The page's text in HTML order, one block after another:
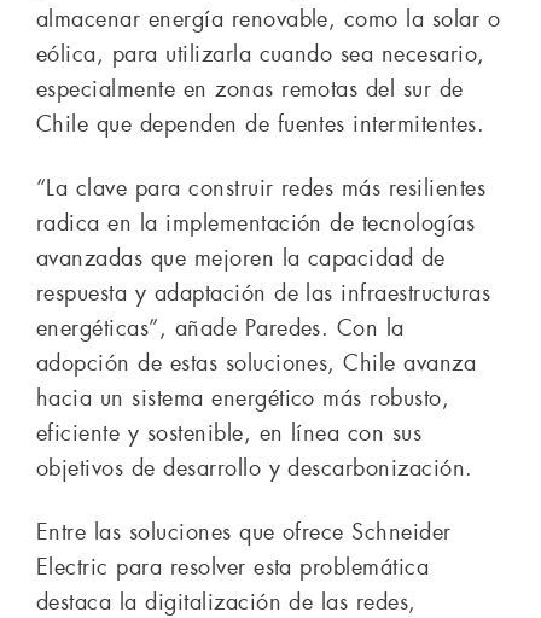
almacenar energía renovable, como la solar o
eólica, para utilizarla cuando sea necesario,
especialmente en zonas remotas del sur de
Chile que dependen de fuentes intermitentes.
“La clave para construir redes más resilientes
radica en la implementación de tecnologías
avanzadas que mejoren la capacidad de
respuesta y adaptación de las infraestructuras
energéticas”, añade Paredes. Con la
adopción de estas soluciones, Chile avanza
hacia un sistema energético más robusto,
eficiente y sostenible, en línea con sus
objetivos de desarrollo y descarbonización.
Entre las soluciones que ofrece Schneider
Electric para resolver esta problemática
destaca la digitalización de las redes,